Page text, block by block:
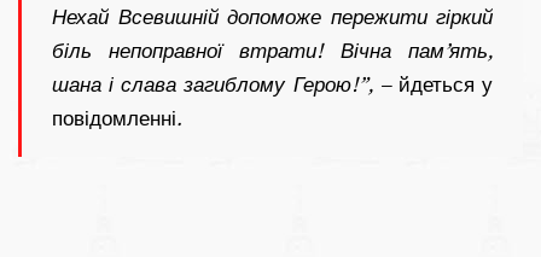
Нехай Всевишній допоможе пережити гіркий
біль непоправної втрати! Вічна пам’ять,
шана і слава загиблому Герою!”, – йдеться у
повідомленні.